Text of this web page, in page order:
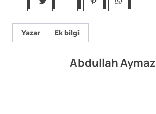
Yazar Ek bilgi
Abdullah Aymaz